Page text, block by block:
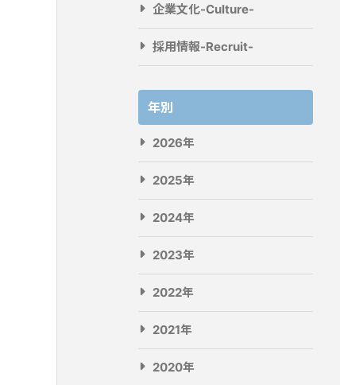
企業文化-Culture-
採用情報-Recruit-
年別
2026年
2025年
2024年
2023年
2022年
2021年
2020年